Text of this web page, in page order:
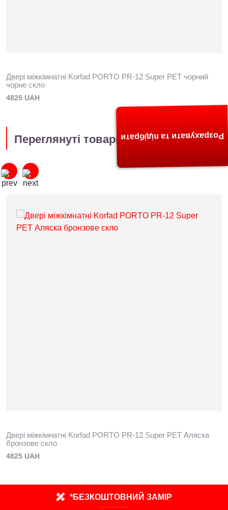
Двері міжкімнатні Korfad PORTO PR-12 Super PET чорний
чорне скло
4825 UAH
Переглянуті товари
Двері міжкімнатні Korfad PORTO PR-12 Super PET Аляска
бронзове скло
4825 UAH
*БЕЗКОШТОВНИЙ ЗАМІР
Розрахувати та підібрати